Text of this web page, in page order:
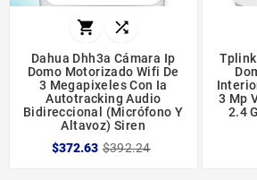
 
Dahua Dhh3a Cámara Ip
Domo Motorizado Wifi De
3 Megapixeles Con Ia
Autotracking Audio
Bidireccional (micrófono Y
Altavoz) Siren
$372.63 $392.24
3 Mp
2.4